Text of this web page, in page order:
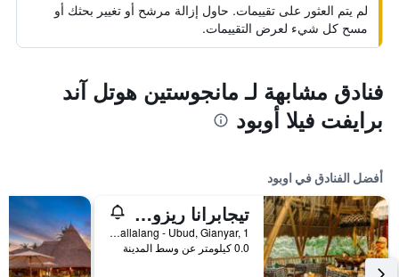
لم يتم العثور على تقييمات. حاول إزالة مرشح أو تغيير بحثك أو
مسح كل شيء لعرض التقييمات.
فنادق مشابهة لـ مانجوستين هوتل آند
برايفت فيلا أوبود
أفضل الفنادق في اوبود
تيجابرانا ريزورت آند سبا
Banjar Sapat, Tegallalang - Ubud, Gianyar, 1, اوبود, إندونيسيا
0.0 كيلومتر عن وسط المدينة